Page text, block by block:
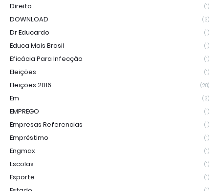
Direito (1)
DOWNLOAD (3)
Dr Educardo (1)
Educa Mais Brasil (1)
Eficácia Para Infecção (1)
Eleições (1)
Eleições 2016 (28)
Em (3)
EMPREGO (1)
Empresas Referencias (1)
Empréstimo (1)
Engmax (1)
Escolas (1)
Esporte (1)